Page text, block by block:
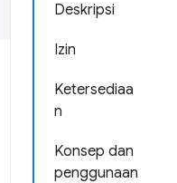
Deskripsi
Izin
Ketersediaa
n
Konsep dan
penggunaan